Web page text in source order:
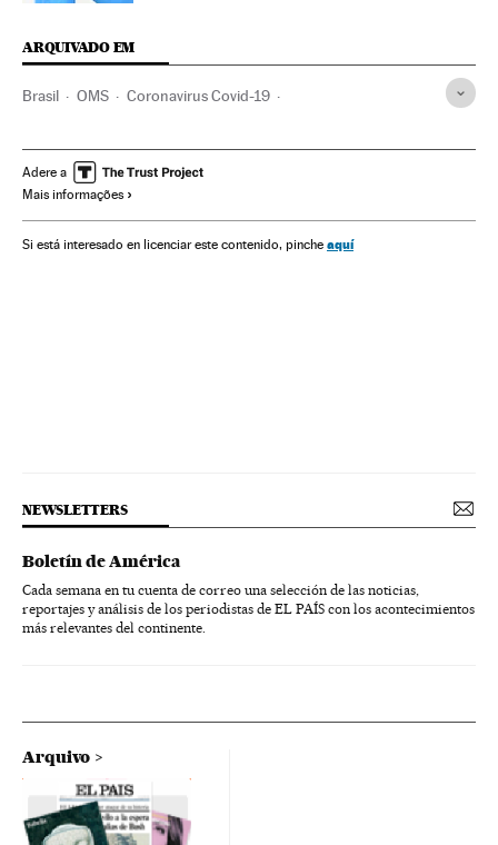
ARQUIVADO EM
Brasil OMS Coronavirus Covid-19
Doenças infecciosas Doenças respiratórias
Ministério Saúde
João Doria Júnior Marcelo Crivella Jair Bolsonaro
Adere a
Mais informações
Si está interesado en licenciar este contenido, pinche aquí
NEWSLETTERS
Boletín de América
Cada semana en tu cuenta de correo una selección de las noticias,
reportajes y análisis de los periodistas de EL PAÍS con los acontecimientos
más relevantes del continente.
Arquivo